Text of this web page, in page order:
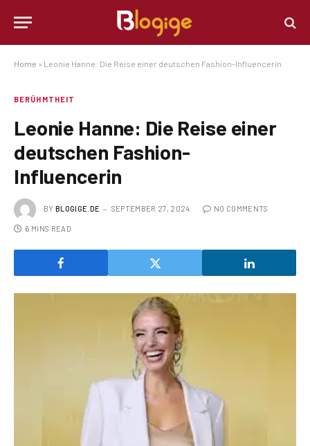
Home » Leonie Hanne: Die Reise einer deutschen Fashion-Influencerin
BERÜHMTHEIT
Leonie Hanne: Die Reise einer
deutschen Fashion-
Influencerin
BY BLOGIGE.DE SEPTEMBER 27, 2024 NO COMMENTS
6 MINS READ